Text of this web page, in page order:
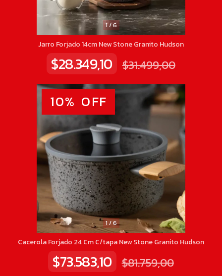
1/6
Jarro Forjado 14cm New Stone Granito Hudson
$28.349,10 $31.499,00
1/6
10% OFF
Cacerola Forjado 24 Cm C/tapa New Stone Granito Hudson
$73.583,10 $81.759,00